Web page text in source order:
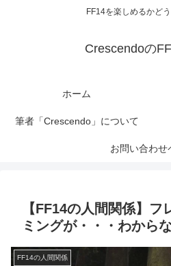
FF14を楽しめるかど
Crescendoの
ホーム
筆者「Crescendo」について
お問い合わせ
【FF14の人間関係】フ
ミングが・・・わから
FF14の人間関係